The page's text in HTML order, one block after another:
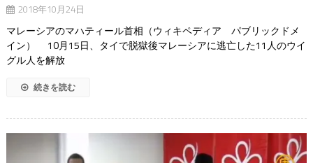
2018年10月24日
マレーシアのマハティール首相（ウィキペディア パブリックドメ
イン） 10月15日、タイで脱獄後マレーシアに逃亡した11人のウイ
グル人を解放
続きを読む